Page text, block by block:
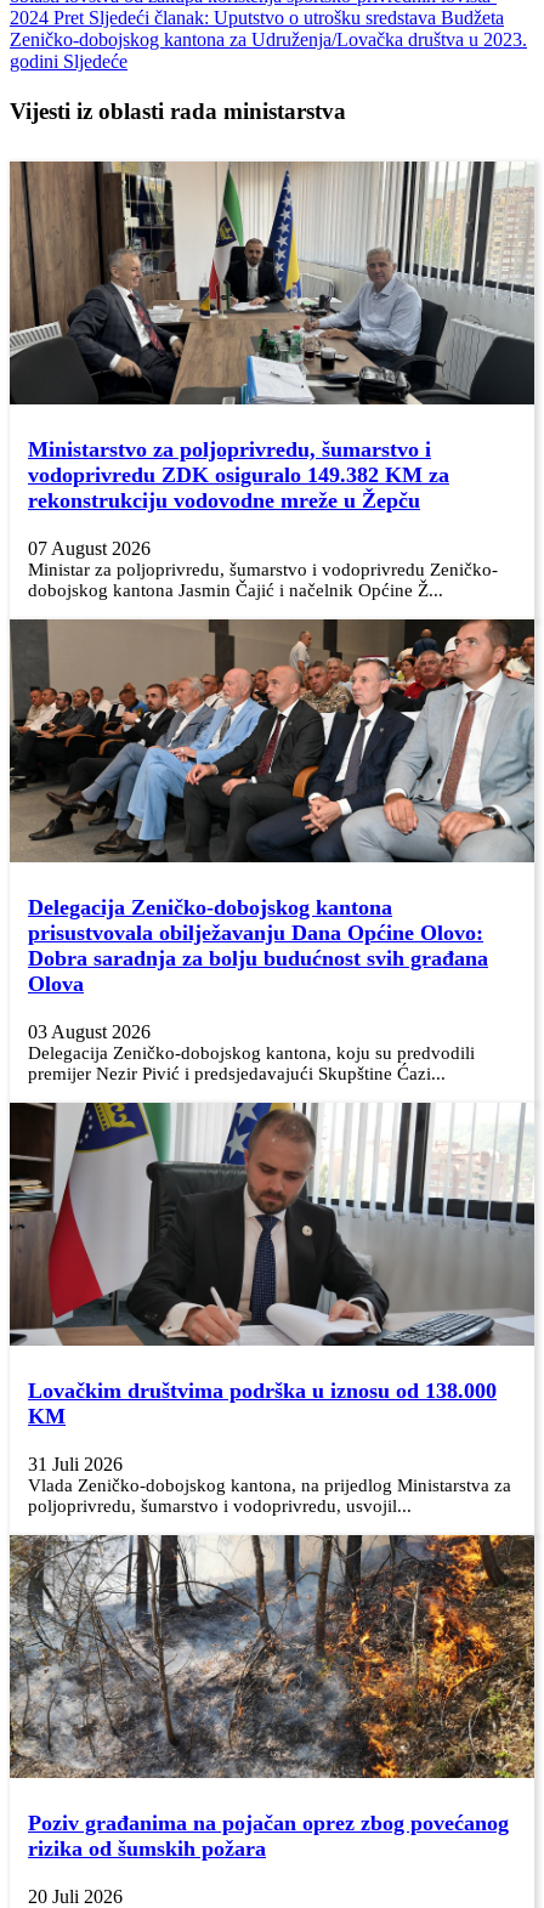
2024 Pret Sljedeći članak: Uputstvo o utrošku sredstava Budžeta
Zeničko-dobojskog kantona za Udruženja/Lovačka društva u 2023.
godini Sljedeće
Vijesti iz oblasti rada ministarstva
Ministarstvo za poljoprivredu, šumarstvo i
vodoprivredu ZDK osiguralo 149.382 KM za
rekonstrukciju vodovodne mreže u Žepču
07 August 2026
Ministar za poljoprivredu, šumarstvo i vodoprivredu Zeničko-
dobojskog kantona Jasmin Čajić i načelnik Općine Ž...
Delegacija Zeničko-dobojskog kantona
prisustvovala obilježavanju Dana Općine Olovo:
Dobra saradnja za bolju budućnost svih građana
Olova
03 August 2026
Delegacija Zeničko-dobojskog kantona, koju su predvodili
premijer Nezir Pivić i predsjedavajući Skupštine Ćazi...
Lovačkim društvima podrška u iznosu od 138.000
KM
31 Juli 2026
Vlada Zeničko-dobojskog kantona, na prijedlog Ministarstva za
poljoprivredu, šumarstvo i vodoprivredu, usvojil...
Poziv građanima na pojačan oprez zbog povećanog
rizika od šumskih požara
20 Juli 2026